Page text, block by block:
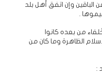
وإن اتفق أهل بلد
.
من بعده كانوا
الظاهرة وما كان من
: